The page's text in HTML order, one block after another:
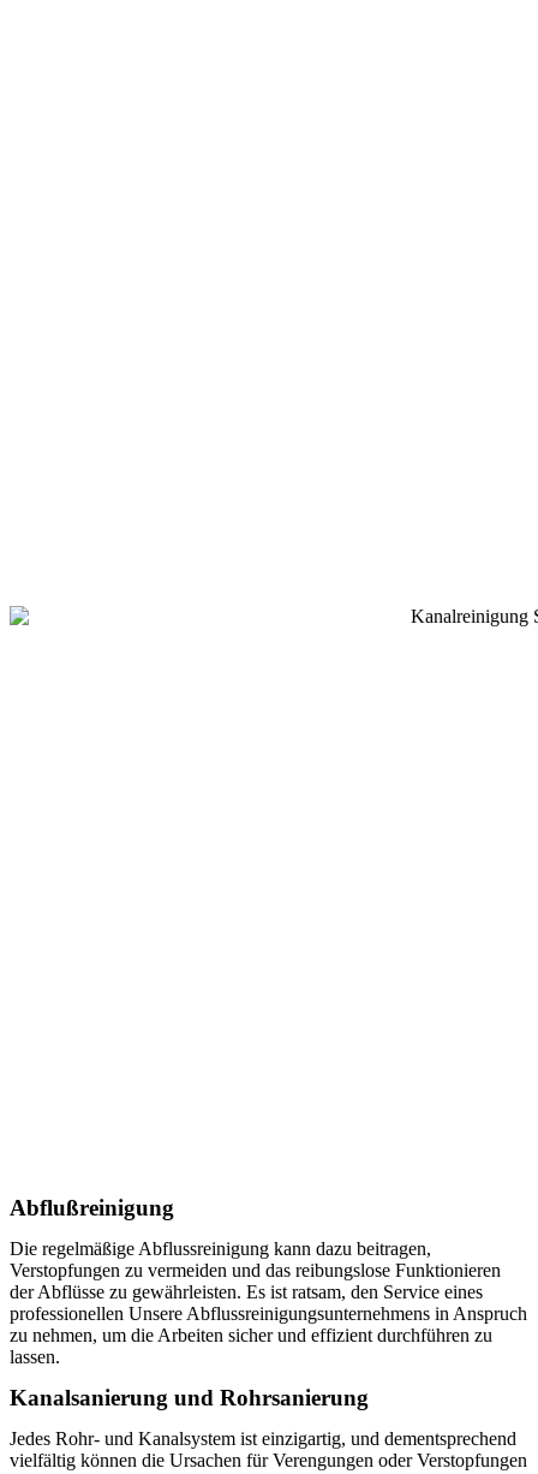
Abflußreinigung
Die regelmäßige Abflussreinigung kann dazu beitragen,
Verstopfungen zu vermeiden und das reibungslose Funktionieren
der Abflüsse zu gewährleisten. Es ist ratsam, den Service eines
professionellen Unsere Abflussreinigungsunternehmens in Anspruch
zu nehmen, um die Arbeiten sicher und effizient durchführen zu
lassen.
Kanalsanierung und Rohrsanierung
Jedes Rohr- und Kanalsystem ist einzigartig, und dementsprechend
vielfältig können die Ursachen für Verengungen oder Verstopfungen